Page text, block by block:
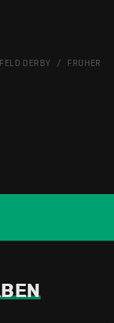
DERBY FRÜHERE